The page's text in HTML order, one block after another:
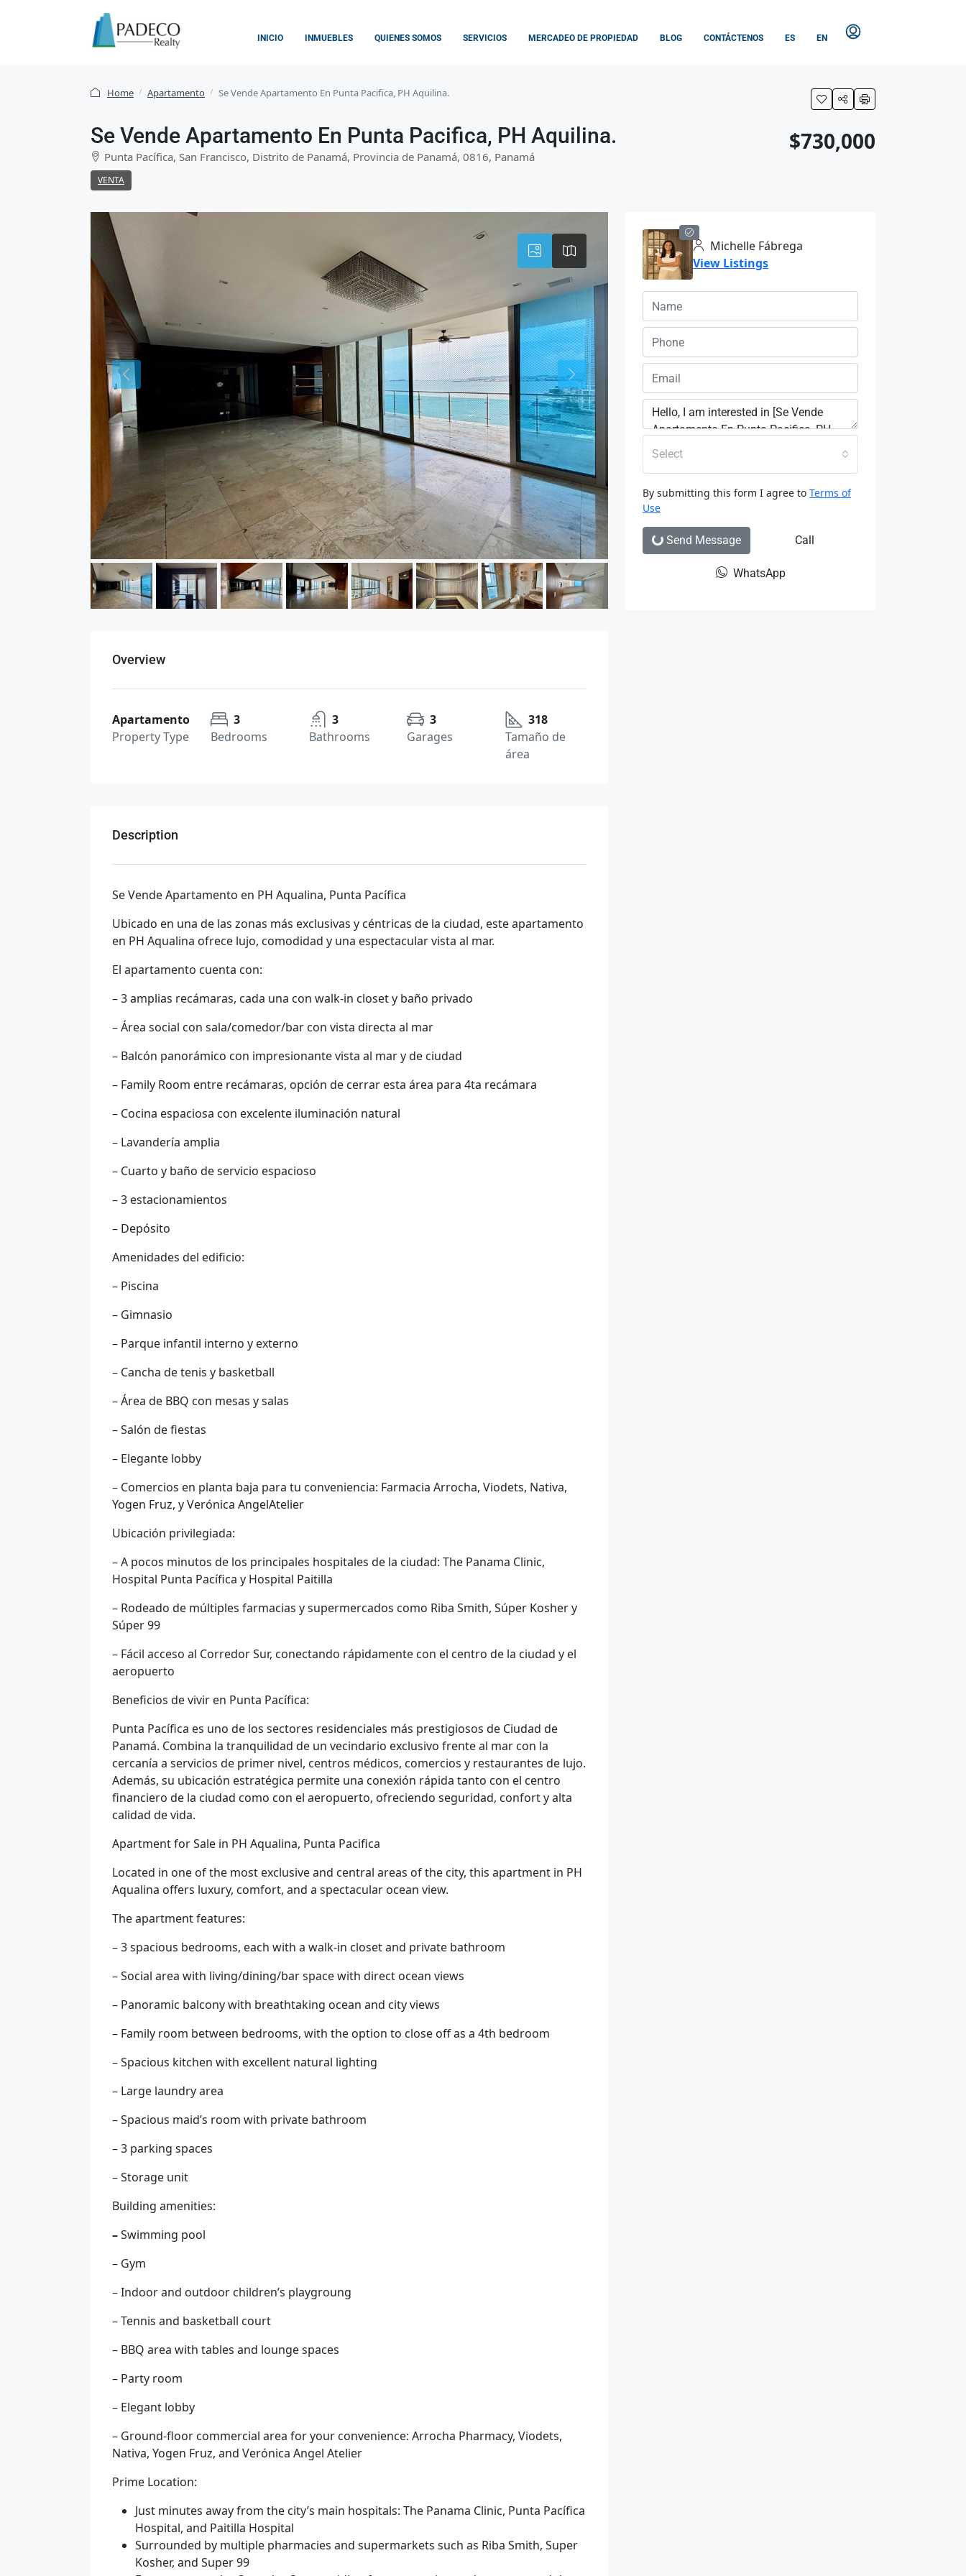
INICIO INMUEBLES QUIENES SOMOS SERVICIOS MERCADEO DE PROPIEDAD BLOG CONTÁCTENOS ES EN
Home Apartamento Se Vende Apartamento En Punta Pacifica, PH Aquilina.
Se Vende Apartamento En Punta Pacifica, PH Aquilina.
Punta Pacífica, San Francisco, Distrito de Panamá, Provincia de Panamá, 0816, Panamá
VENTA
$730,000
Overview
Apartamento
Property Type
3
Bedrooms
3
Bathrooms
3
Garages
318
Tamaño de
área
Description
Se Vende Apartamento en PH Aqualina, Punta Pacífica
Ubicado en una de las zonas más exclusivas y céntricas de la ciudad, este apartamento
en PH Aqualina ofrece lujo, comodidad y una espectacular vista al mar.
El apartamento cuenta con:
– 3 amplias recámaras, cada una con walk-in closet y baño privado
– Área social con sala/comedor/bar con vista directa al mar
– Balcón panorámico con impresionante vista al mar y de ciudad
– Family Room entre recámaras, opción de cerrar esta área para 4ta recámara
– Cocina espaciosa con excelente iluminación natural
– Lavandería amplia
– Cuarto y baño de servicio espacioso
– 3 estacionamientos
– Depósito
Amenidades del edificio:
– Piscina
– Gimnasio
– Parque infantil interno y externo
– Cancha de tenis y basketball
– Área de BBQ con mesas y salas
– Salón de fiestas
– Elegante lobby
– Comercios en planta baja para tu conveniencia: Farmacia Arrocha, Viodets, Nativa,
Yogen Fruz, y Verónica AngelAtelier
Ubicación privilegiada:
– A pocos minutos de los principales hospitales de la ciudad: The Panama Clinic,
Hospital Punta Pacífica y Hospital Paitilla
– Rodeado de múltiples farmacias y supermercados como Riba Smith, Súper Kosher y
Súper 99
– Fácil acceso al Corredor Sur, conectando rápidamente con el centro de la ciudad y el
aeropuerto
Beneficios de vivir en Punta Pacífica:
Punta Pacífica es uno de los sectores residenciales más prestigiosos de Ciudad de
Panamá. Combina la tranquilidad de un vecindario exclusivo frente al mar con la
cercanía a servicios de primer nivel, centros médicos, comercios y restaurantes de lujo.
Además, su ubicación estratégica permite una conexión rápida tanto con el centro
financiero de la ciudad como con el aeropuerto, ofreciendo seguridad, confort y alta
calidad de vida.
Apartment for Sale in PH Aqualina, Punta Pacifica
Located in one of the most exclusive and central areas of the city, this apartment in PH
Aqualina offers luxury, comfort, and a spectacular ocean view.
The apartment features:
– 3 spacious bedrooms, each with a walk-in closet and private bathroom
– Social area with living/dining/bar space with direct ocean views
– Panoramic balcony with breathtaking ocean and city views
– Family room between bedrooms, with the option to close off as a 4th bedroom
– Spacious kitchen with excellent natural lighting
– Large laundry area
– Spacious maid’s room with private bathroom
– 3 parking spaces
– Storage unit
Building amenities:
–Swimming pool
– Gym
– Indoor and outdoor children’s playgroung
– Tennis and basketball court
– BBQ area with tables and lounge spaces
– Party room
– Elegant lobby
– Ground-floor commercial area for your convenience: Arrocha Pharmacy, Viodets,
Nativa, Yogen Fruz, and Verónica Angel Atelier
Prime Location:
Just minutes away from the city’s main hospitals: The Panama Clinic, Punta Pacífica
Hospital, and Paitilla Hospital
Surrounded by multiple pharmacies and supermarkets such as Riba Smith, Super
Kosher, and Super 99
Michelle Fábrega
View Listings
Select
By submitting this form I agree to Terms of
Use
Send Message Call
WhatsApp